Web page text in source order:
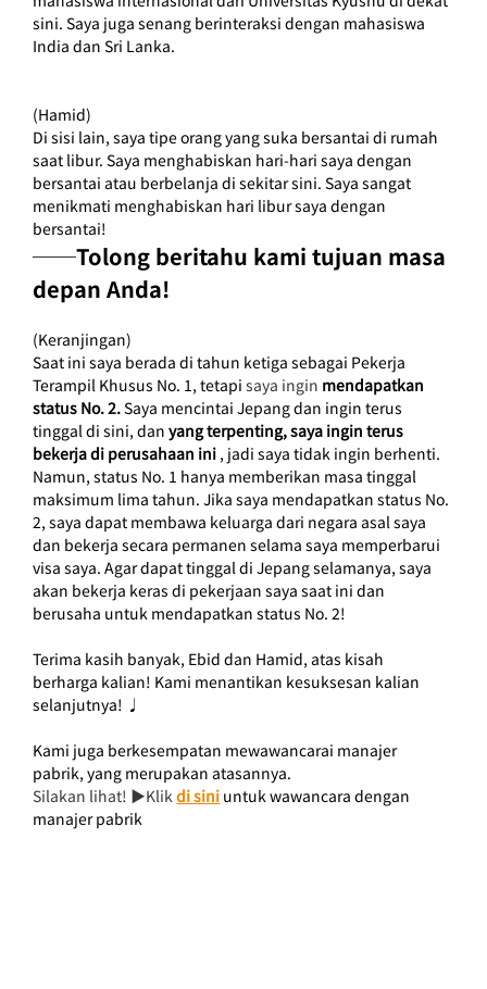
sini. Saya juga senang berinteraksi dengan mahasiswa
India dan Sri Lanka.
(Hamid)
Di sisi lain, saya tipe orang yang suka bersantai di rumah
saat libur. Saya menghabiskan hari-hari saya dengan
bersantai atau berbelanja di sekitar sini. Saya sangat
menikmati menghabiskan hari libur saya dengan
bersantai!
──Tolong beritahu kami tujuan masa
depan Anda!
(Keranjingan)
Saat ini saya berada di tahun ketiga sebagai Pekerja
Terampil Khusus No. 1, tetapi saya ingin mendapatkan
status No. 2.Saya mencintai Jepang dan ingin terus
tinggal di sini, dan yang terpenting, saya ingin terus
bekerja di perusahaan ini , jadi saya tidak ingin berhenti.
Namun, status No. 1 hanya memberikan masa tinggal
maksimum lima tahun. Jika saya mendapatkan status No.
2, saya dapat membawa keluarga dari negara asal saya
dan bekerja secara permanen selama saya memperbarui
visa saya. Agar dapat tinggal di Jepang selamanya, saya
akan bekerja keras di pekerjaan saya saat ini dan
berusaha untuk mendapatkan status No. 2!
Terima kasih banyak, Ebid dan Hamid, atas kisah
berharga kalian! Kami menantikan kesuksesan kalian
selanjutnya! ♩
Kami juga berkesempatan mewawancarai manajer
pabrik, yang merupakan atasannya.
Silakan lihat! ▶︎Klik di sini untuk wawancara dengan
manajer pabrik